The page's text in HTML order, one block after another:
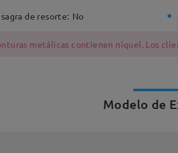
de resorte: No
metálicas contienen níquel. Los
Modelo de